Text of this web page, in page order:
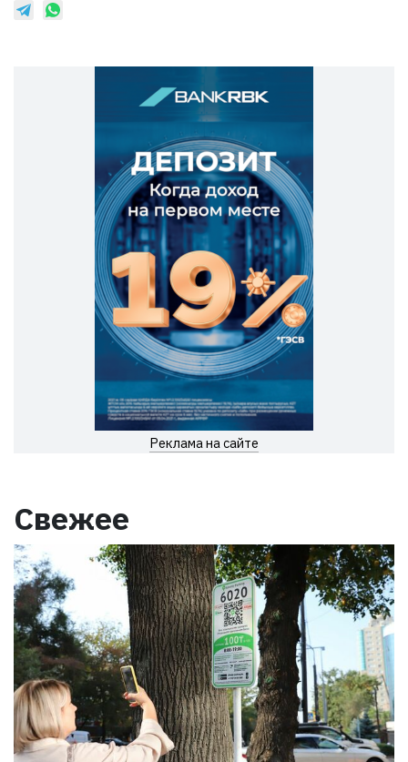
Реклама на сайте
Свежее